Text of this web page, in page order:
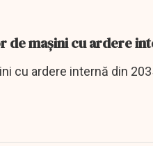
vânzărilor de maşini cu
cu ardere internă din